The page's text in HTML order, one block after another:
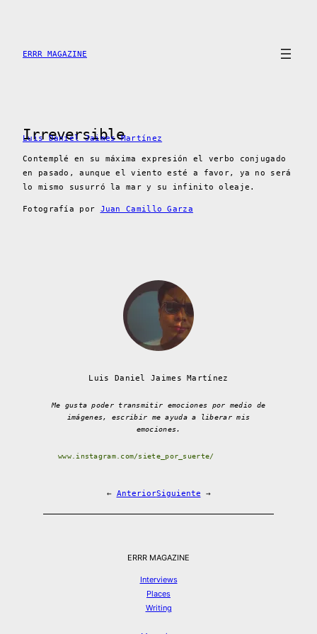
contenido
ERRR MAGAZINE
Irreversible
Luis Daniel Jaimes Martínez
Contemplé en su máxima expresión el verbo conjugado
en pasado, aunque el viento esté a favor, ya no será
lo mismo susurró la mar y su infinito oleaje.
Fotografía por Juan Camillo Garza
Luis Daniel Jaimes Martínez
Me gusta poder transmitir emociones por medio de
imágenes, escribir me ayuda a liberar mis
emociones.
www.instagram.com/siete_por_suerte/
← AnteriorSiguiente →
ERRR MAGAZINE
Interviews
Places
Writing